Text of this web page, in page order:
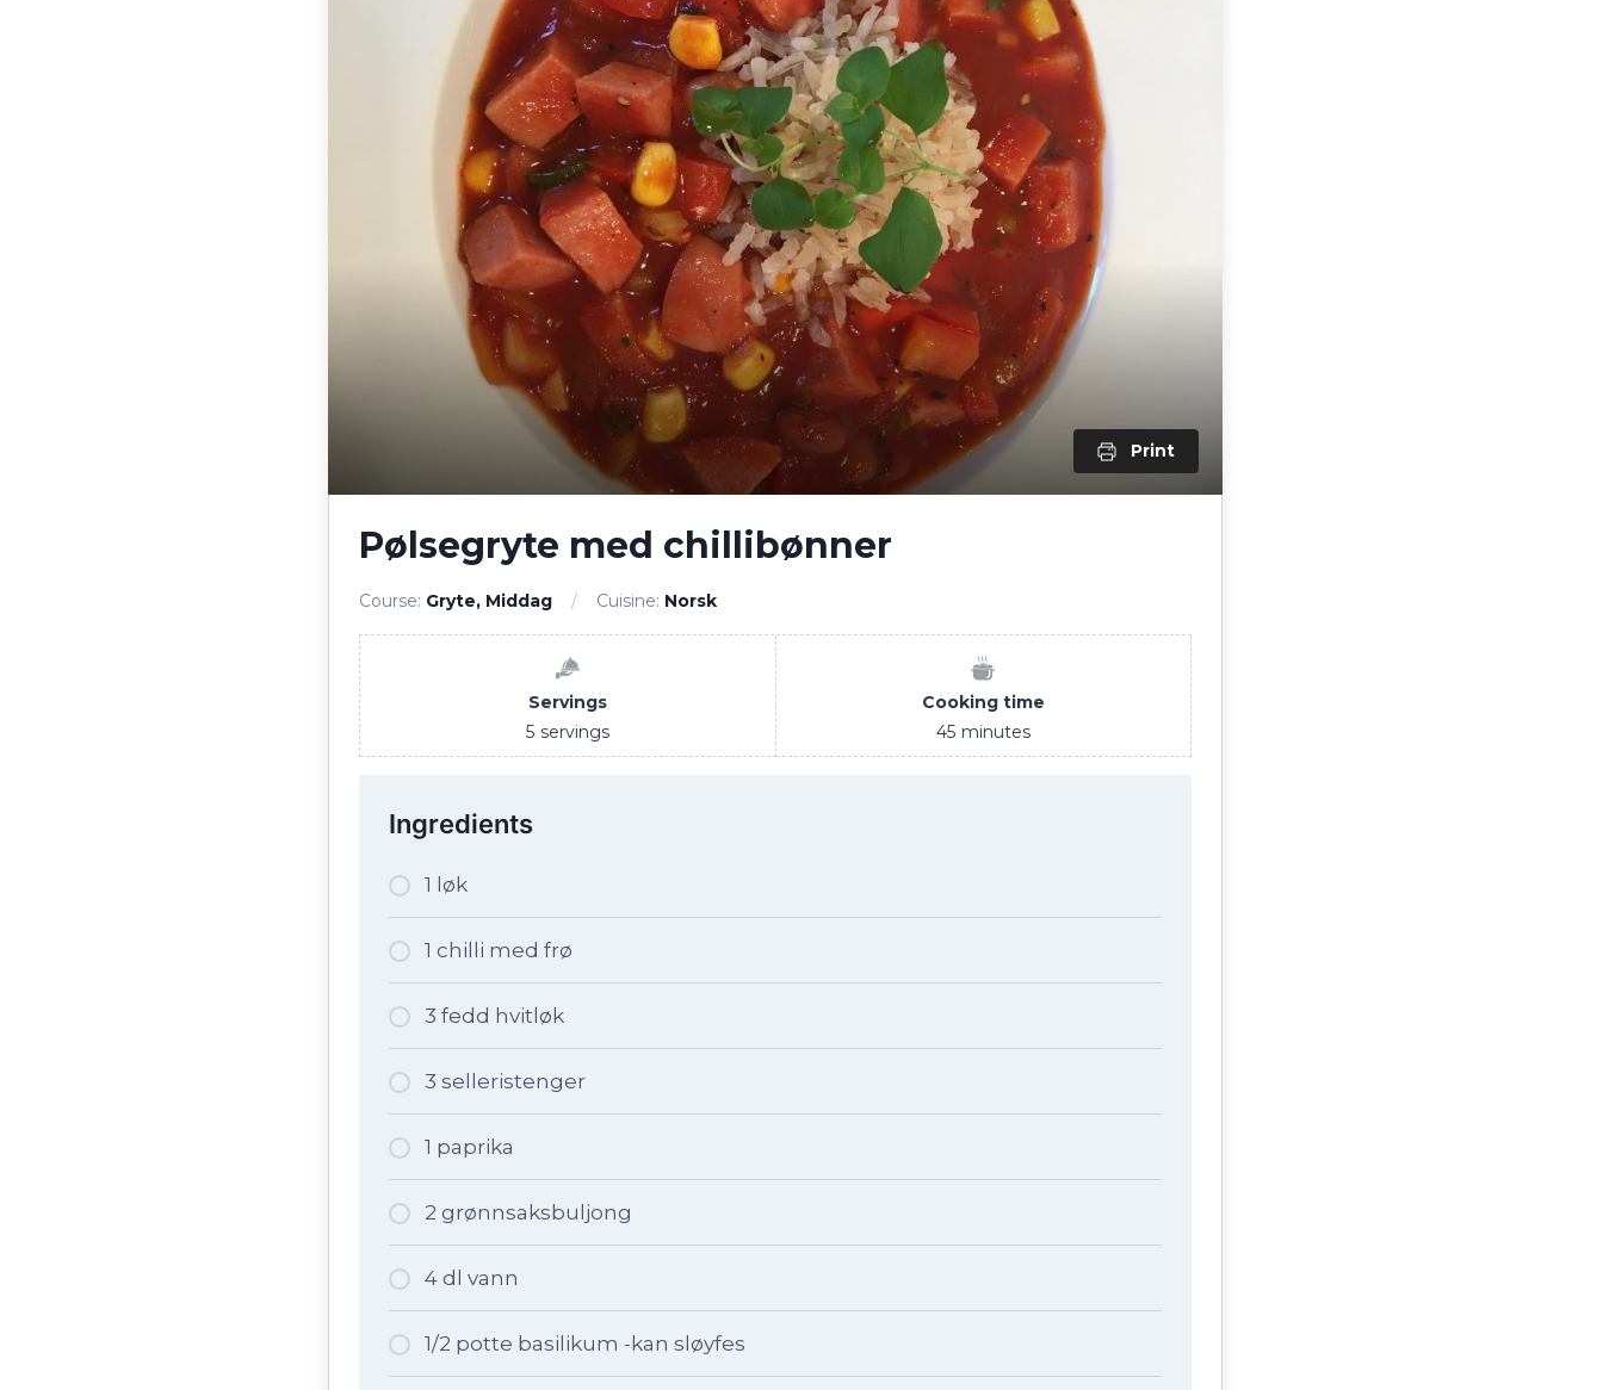
Print
Pølsegryte med chillibønner
Course: Gryte, Middag Cuisine: Norsk
Servings
5 servings
Cooking time
45 minutes
Ingredients
1 løk
1 chilli med frø
3 fedd hvitløk
3 selleristenger
1 paprika
2 grønnsaksbuljong
4 dl vann
1/2 potte basilikum -kan sløyfes